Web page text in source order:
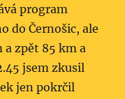
program
do Černošic, ale
a zpět 85 km a
jsem zkusil
jen pokrčil